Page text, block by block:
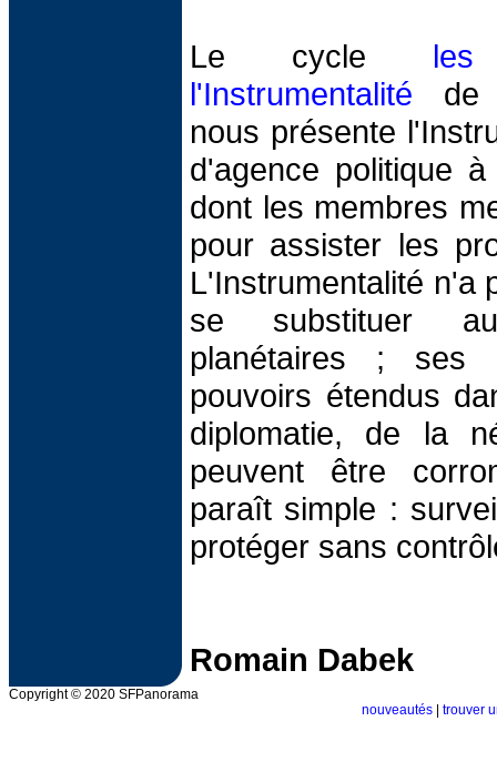
Le cycle
l'Instrumentalité de
nous présente
d'agence politique
dont les membres
pour assister les
L'Instrumentalité n'a
se substituer
planétaires ; ses
pouvoirs étendus
diplomatie, de la
peuvent être
paraît simple :
protéger sans
Romain Dabek
Copyright © 2020 SFPanorama
nouveautés
trouver